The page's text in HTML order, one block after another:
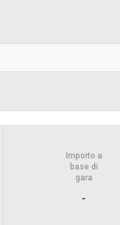
-
Importo a
base di
gara
-